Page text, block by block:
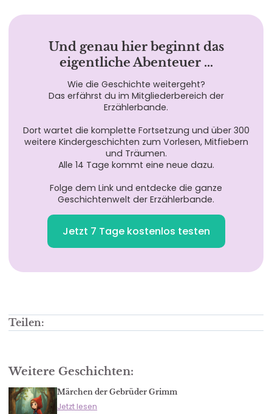
Und genau hier beginnt das
eigentliche Abenteuer …
Wie die Geschichte weitergeht?
Das erfährst du im Mitgliederbereich der
Erzählerbande.
Dort wartet die komplette Fortsetzung und über 300
weitere Kindergeschichten zum Vorlesen, Mitfiebern
und Träumen.
Alle 14 Tage kommt eine neue dazu.
Folge dem Link und entdecke die ganze
Geschichtenwelt der Erzählerbande.
Jetzt 7 Tage kostenlos testen
Teilen:
Weitere Geschichten:
Märchen der Gebrüder Grimm
Jetzt lesen